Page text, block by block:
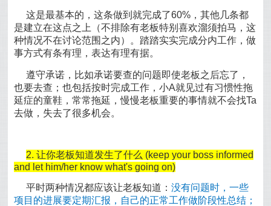
这是最基本的，这条做到就完成了60%，其他几条都
是建立在这点之上（不排除有老板特别喜欢溜须拍马，这
种情况不在讨论范围之内）。踏踏实实完成分内工作，做
事方式有条有理，表达有理有据。
遵守承诺，比如承诺要查的问题即使老板之后忘了，
也要去查；也包括按时完成工作，小A就见过有习惯性拖
延症的童鞋，常常拖延，慢慢老板重要的事情就不会找Ta
去做，失去了很多机会。
2. 让你老板知道发生了什么 (keep your boss informed
and let him/her know what's going on)
平时两种情况都应该让老板知道：没有问题时，一些
项目的进展要定期汇报，自己的正常工作做阶段性总结；